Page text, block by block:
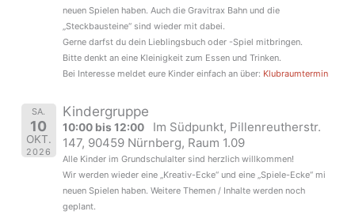
neuen Spielen haben. Auch die Gravitrax Bahn und die
„Steckbausteine“ sind wieder mit dabei.
Gerne darfst du dein Lieblingsbuch oder -Spiel mitbringen.
Bitte denkt an eine Kleinigkeit zum Essen und Trinken.
Bei Interesse meldet eure Kinder einfach an über: Klubraumtermin
SA.
10
OKT.
2026
Kindergruppe
10:00 bis 12:00
Im Südpunkt, Pillenreutherstr.
147, 90459 Nürnberg, Raum 1.09
Alle Kinder im Grundschulalter sind herzlich willkommen!
Wir werden wieder eine „Kreativ-Ecke“ und eine „Spiele-Ecke“ mi
neuen Spielen haben. Weitere Themen / Inhalte werden noch
geplant.